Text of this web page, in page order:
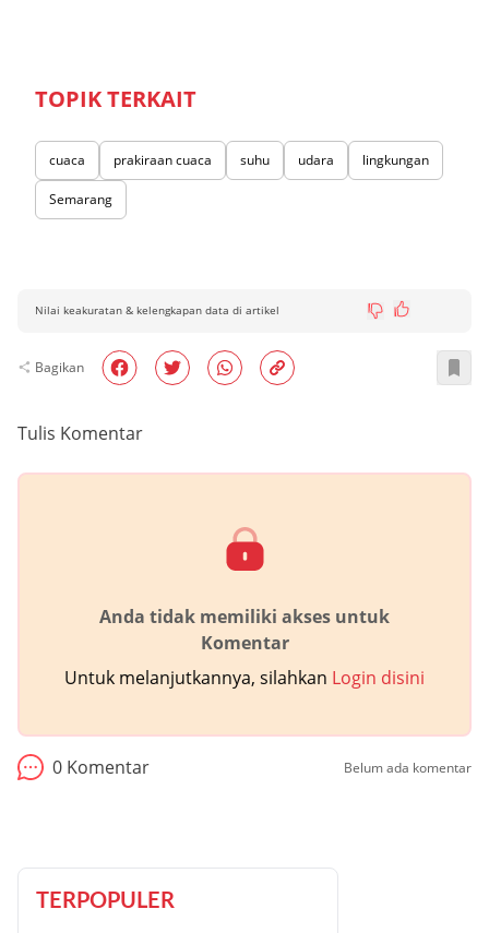
TOPIK TERKAIT
cuaca prakiraan cuaca suhu udara lingkungan
Semarang
Nilai keakuratan & kelengkapan data di artikel
Bagikan
Tulis Komentar
Anda tidak memiliki akses untuk
Komentar
Untuk melanjutkannya, silahkan Login disini
0 Komentar Belum ada komentar
TERPOPULER